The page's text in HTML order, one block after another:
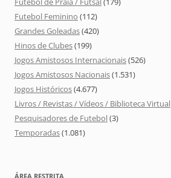
Futebol Feminino (112)
Grandes Goleadas(420)
Hinos de Clubes(199)
Jogos Amistosos Internacionais(526)
Jogos Amistosos Nacionais(1.531)
Jogos Históricos(4.677)
Livros / Revistas / Vídeos / Biblioteca Virtual
Pesquisadores de Futebol(3)
Temporadas(1.081)
ÁREA RESTRITA